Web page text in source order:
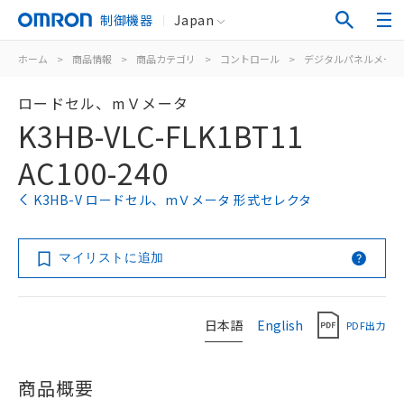
制御機器 Japan
ホーム > 商品情報 > 商品カテゴリ > コントロール > デジタルパネルメータ
ロードセル、mＶメータ
K3HB-VLC-FLK1BT11
AC100-240
K3HB-V ロードセル、mＶメータ 形式セレクタ
マイリストに追加
日本語 English PDF出力
商品概要